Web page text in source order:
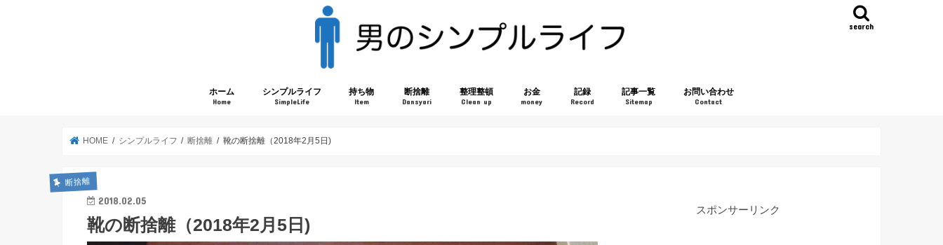
search
ホーム
Home
シンプルライフ
SimpleLife
持ち物
Item
断捨離
Dansyari
整理整頓
Clean up
お金
money
記録
Record
記事一覧
Sitemap
お問い合わせ
Contact
HOME シンプルライフ 断捨離 靴の断捨離（2018年2月5日)
断捨離
2018.02.05
靴の断捨離（2018年2月5日)
スポンサーリンク